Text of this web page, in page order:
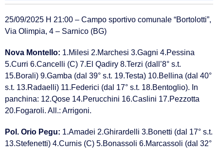
25/09/2025 H 21:00 – Campo sportivo comunale “Bortolotti”,
Via Olimpia, 4 – Sarnico (BG)
Nova Montello: 1.Milesi 2.Marchesi 3.Gagni 4.Pessina
5.Curri 6.Cancelli (C) 7.El Qadiry 8.Terzi (dall’8° s.t.
15.Borali) 9.Gamba (dal 39° s.t. 19.Testa) 10.Bellina (dal 40°
s.t. 13.Radaelli) 11.Federici (dal 17° s.t. 18.Bentoglio). In
panchina: 12.Qose 14.Perucchini 16.Caslini 17.Pezzotta
20.Fogaroli. All.: Arrigoni.
Pol. Orio Pegu: 1.Amadei 2.Ghirardelli 3.Bonetti (dal 17° s.t.
13.Stefenetti) 4.Curnis (C) 5.Bonassoli 6.Marcassoli (dal 32°